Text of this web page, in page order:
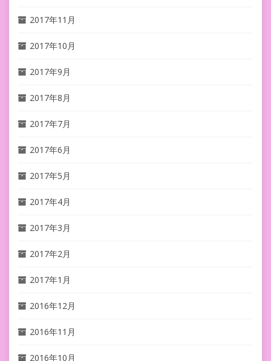
2017年11月
2017年10月
2017年9月
2017年8月
2017年7月
2017年6月
2017年5月
2017年4月
2017年3月
2017年2月
2017年1月
2016年12月
2016年11月
2016年10月